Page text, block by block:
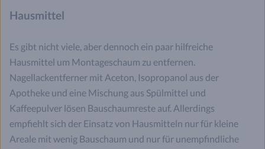
Hausmittel
Es gibt nicht viele, aber dennoch ein paar hilfreiche
Hausmittel um Montageschaum zu entfernen.
Nagellackentferner mit Aceton, Isopropanol aus der
Apotheke und eine Mischung aus Spülmittel und
Kaffeepulver lösen Bauschaumreste auf. Allerdings
empfiehlt sich der Einsatz von Hausmitteln nur für kleine
Areale mit wenig Bauschaum und nur für unempfindliche